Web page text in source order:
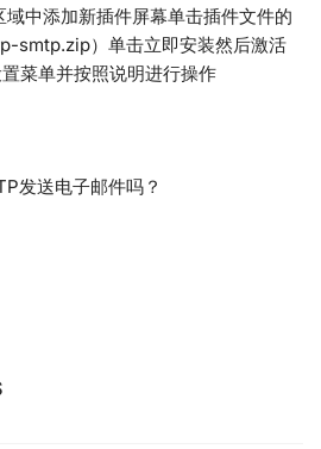
中添加新插件屏幕单击插件文件的
smtp.zip）单击立即安装然后激活
菜单并按照说明进行操作
发送电子邮件吗？